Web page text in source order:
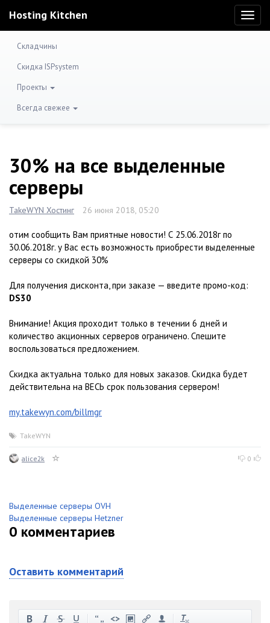
Hosting Kitchen
Складчины
Скидка ISPsystem
Проекты
Всегда свежее
30% на все выделенные
серверы
TakeWYN Хостинг 26 июня 2018, 05:20
отим сообщить Вам приятные новости! С 25.06.2018г по
30.06.2018г. у Вас есть возможность приобрести выделенные
серверы со скидкой 30%
Для получения дисконта, при заказе — введите промо-код:
DS30
Внимание! Акция проходит только в течении 6 дней и
количество акционных серверов ограничено. Спешите
воспользоваться предложением.
Скидка актуальна только для новых заказов. Скидка будет
действительна на ВЕСЬ срок пользования сервером!
my.takewyn.com/billmgr
TakeWYN
alice2k 0
Выделенные серверы OVH
Выделенные серверы Hetzner
0 комментариев
Оставить комментарий